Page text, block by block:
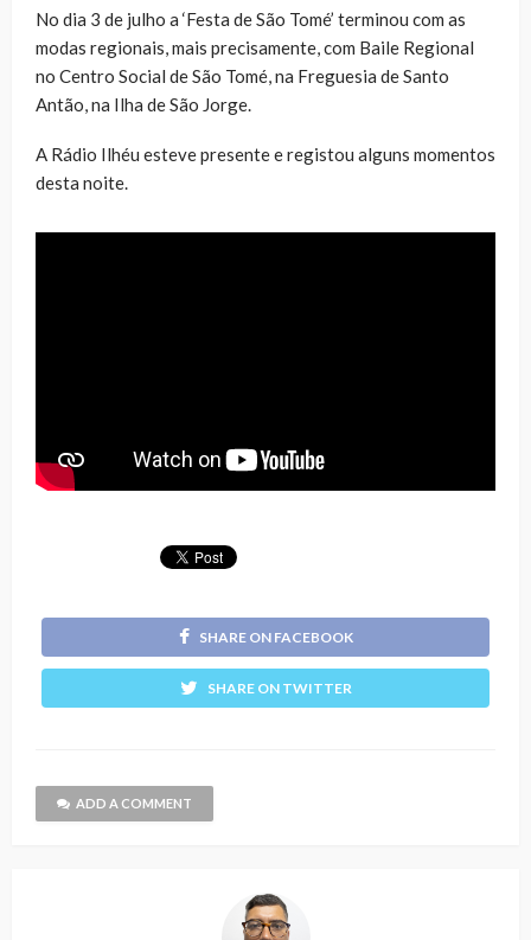
No dia 3 de julho a ‘Festa de São Tomé’ terminou com as
modas regionais, mais precisamente, com Baile Regional
no Centro Social de São Tomé, na Freguesia de Santo
Antão, na Ilha de São Jorge.
A Rádio Ilhéu esteve presente e registou alguns momentos
desta noite.
SHARE ON FACEBOOK
SHARE ON TWITTER
ADD A COMMENT